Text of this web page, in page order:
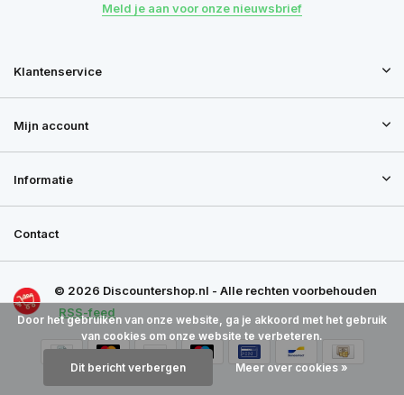
Meld je aan voor onze nieuwsbrief
Klantenservice
Mijn account
Informatie
Contact
© 2026 Discountershop.nl - Alle rechten voorbehouden
RSS-feed
Door het gebruiken van onze website, ga je akkoord met het gebruik
van cookies om onze website te verbeteren.
Dit bericht verbergen Meer over cookies »